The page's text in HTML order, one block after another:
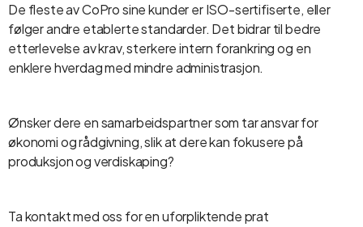
De fleste av CoPro sine kunder er ISO-sertifiserte, eller
følger andre etablerte standarder. Det bidrar til bedre
etterlevelse av krav, sterkere intern forankring og en
enklere hverdag med mindre administrasjon.
Ønsker dere en samarbeidspartner som tar ansvar for
økonomi og rådgivning, slik at dere kan fokusere på
produksjon og verdiskaping?
Ta kontakt med oss for en uforpliktende prat